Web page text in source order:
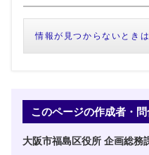
情報が見つからないときは
このページの作成者・
大阪市福島区役所 企画総務